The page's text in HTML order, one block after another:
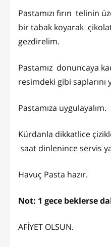
Pastamızı fırın telinin
bir tabak koyarak
gezdirelim.
Pastamız donuncaya
resimdeki gibi saplarını
Pastamıza uygulayalım.
Kürdanla dikkatlice
saat dinlenince servis
Havuç Pasta hazır.
Not: 1 gece beklerse
AFİYET OLSUN.